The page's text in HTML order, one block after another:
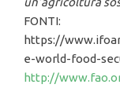
FONTI:
https://
e-world-food-
http://